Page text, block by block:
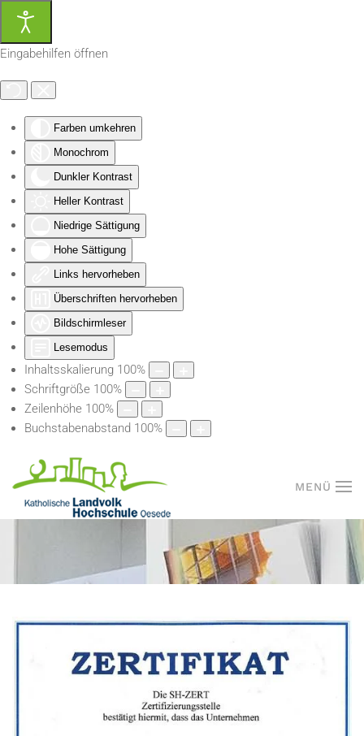
Eingabehilfen öffnen
Farben umkehren
Monochrom
Dunkler Kontrast
Heller Kontrast
Niedrige Sättigung
Hohe Sättigung
Links hervorheben
Überschriften hervorheben
Bildschirmleser
Lesemodus
Inhaltsskalierung 100%
Schriftgröße 100%
Zeilenhöhe 100%
Buchstabenabstand 100%
Zum Hauptinhalt springen
MENÜ